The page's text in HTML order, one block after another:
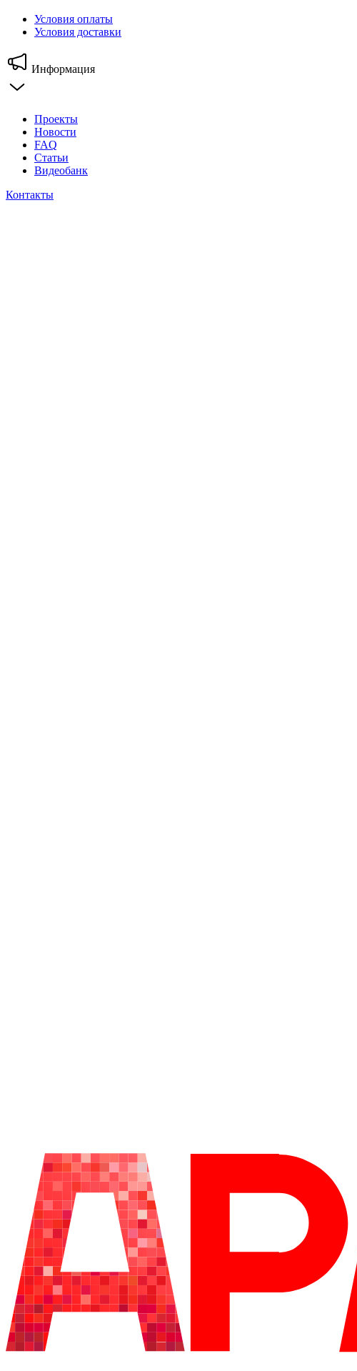
Условия оплаты
Условия доставки
Информация
Проекты
Новости
FAQ
Статьи
Видеобанк
Контакты